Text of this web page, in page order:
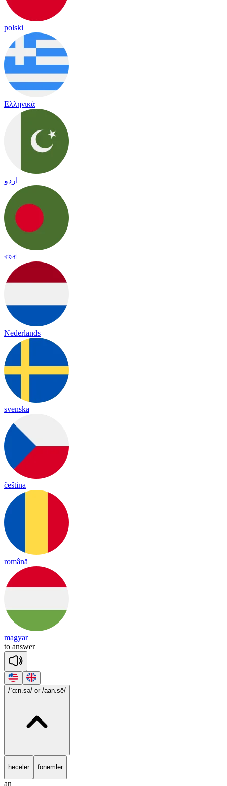
polski
Ελληνικά
اردو
বাংলা
Nederlands
svenska
čeština
română
magyar
to answer
/ˈɑ:n.sə/ or /aan.sē/
heceler fonemler
an